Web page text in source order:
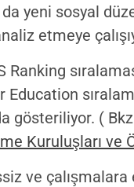
yeni sosyal
etmeye
Ranking
Education
gösteriliyor. ( Bkz
Kuruluşları ve
ve